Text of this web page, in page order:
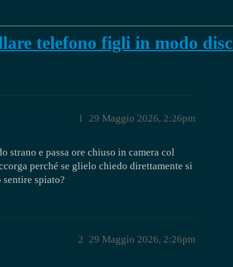
telefono figli in modo
29 Maggio 2026, 2:26pm
1
e passa ore chiuso in camera col
perché se glielo chiedo direttamente si
spiato?
29 Maggio 2026, 2:26pm
2